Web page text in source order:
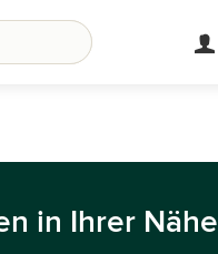
in Ihrer Nähe